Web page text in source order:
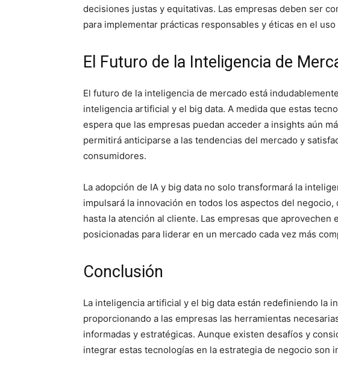
decisiones justas y equitativas. Las empresas deben ser
para implementar prácticas responsables y éticas en el
El Futuro de la Inteligencia de
El futuro de la inteligencia de mercado está
inteligencia artificial y el big data. A medida que estas
espera que las empresas puedan acceder a insights aún
permitirá anticiparse a las tendencias del mercado y
consumidores.
La adopción de IA y big data no solo transformará la
impulsará la innovación en todos los aspectos del
hasta la atención al cliente. Las empresas que aprovechen
posicionadas para liderar en un mercado cada vez más
Conclusión
La inteligencia artificial y el big data están redefiniendo la
proporcionando a las empresas las herramientas
informadas y estratégicas. Aunque existen desafíos y
integrar estas tecnologías en la estrategia de negocio son